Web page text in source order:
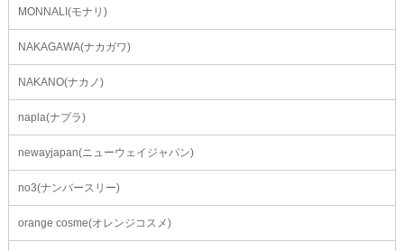
MONNALI(モナリ)
NAKAGAWA(ナカガワ)
NAKANO(ナカノ)
napla(ナプラ)
newayjapan(ニューウェイジャパン)
no3(ナンバースリー)
orange cosme(オレンジコスメ)